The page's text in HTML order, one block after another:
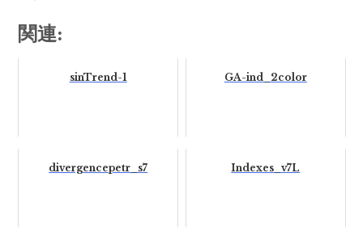
関連:
sinTrend-1 GA-ind_2color
divergencepetr_s7 Indexes_v7L